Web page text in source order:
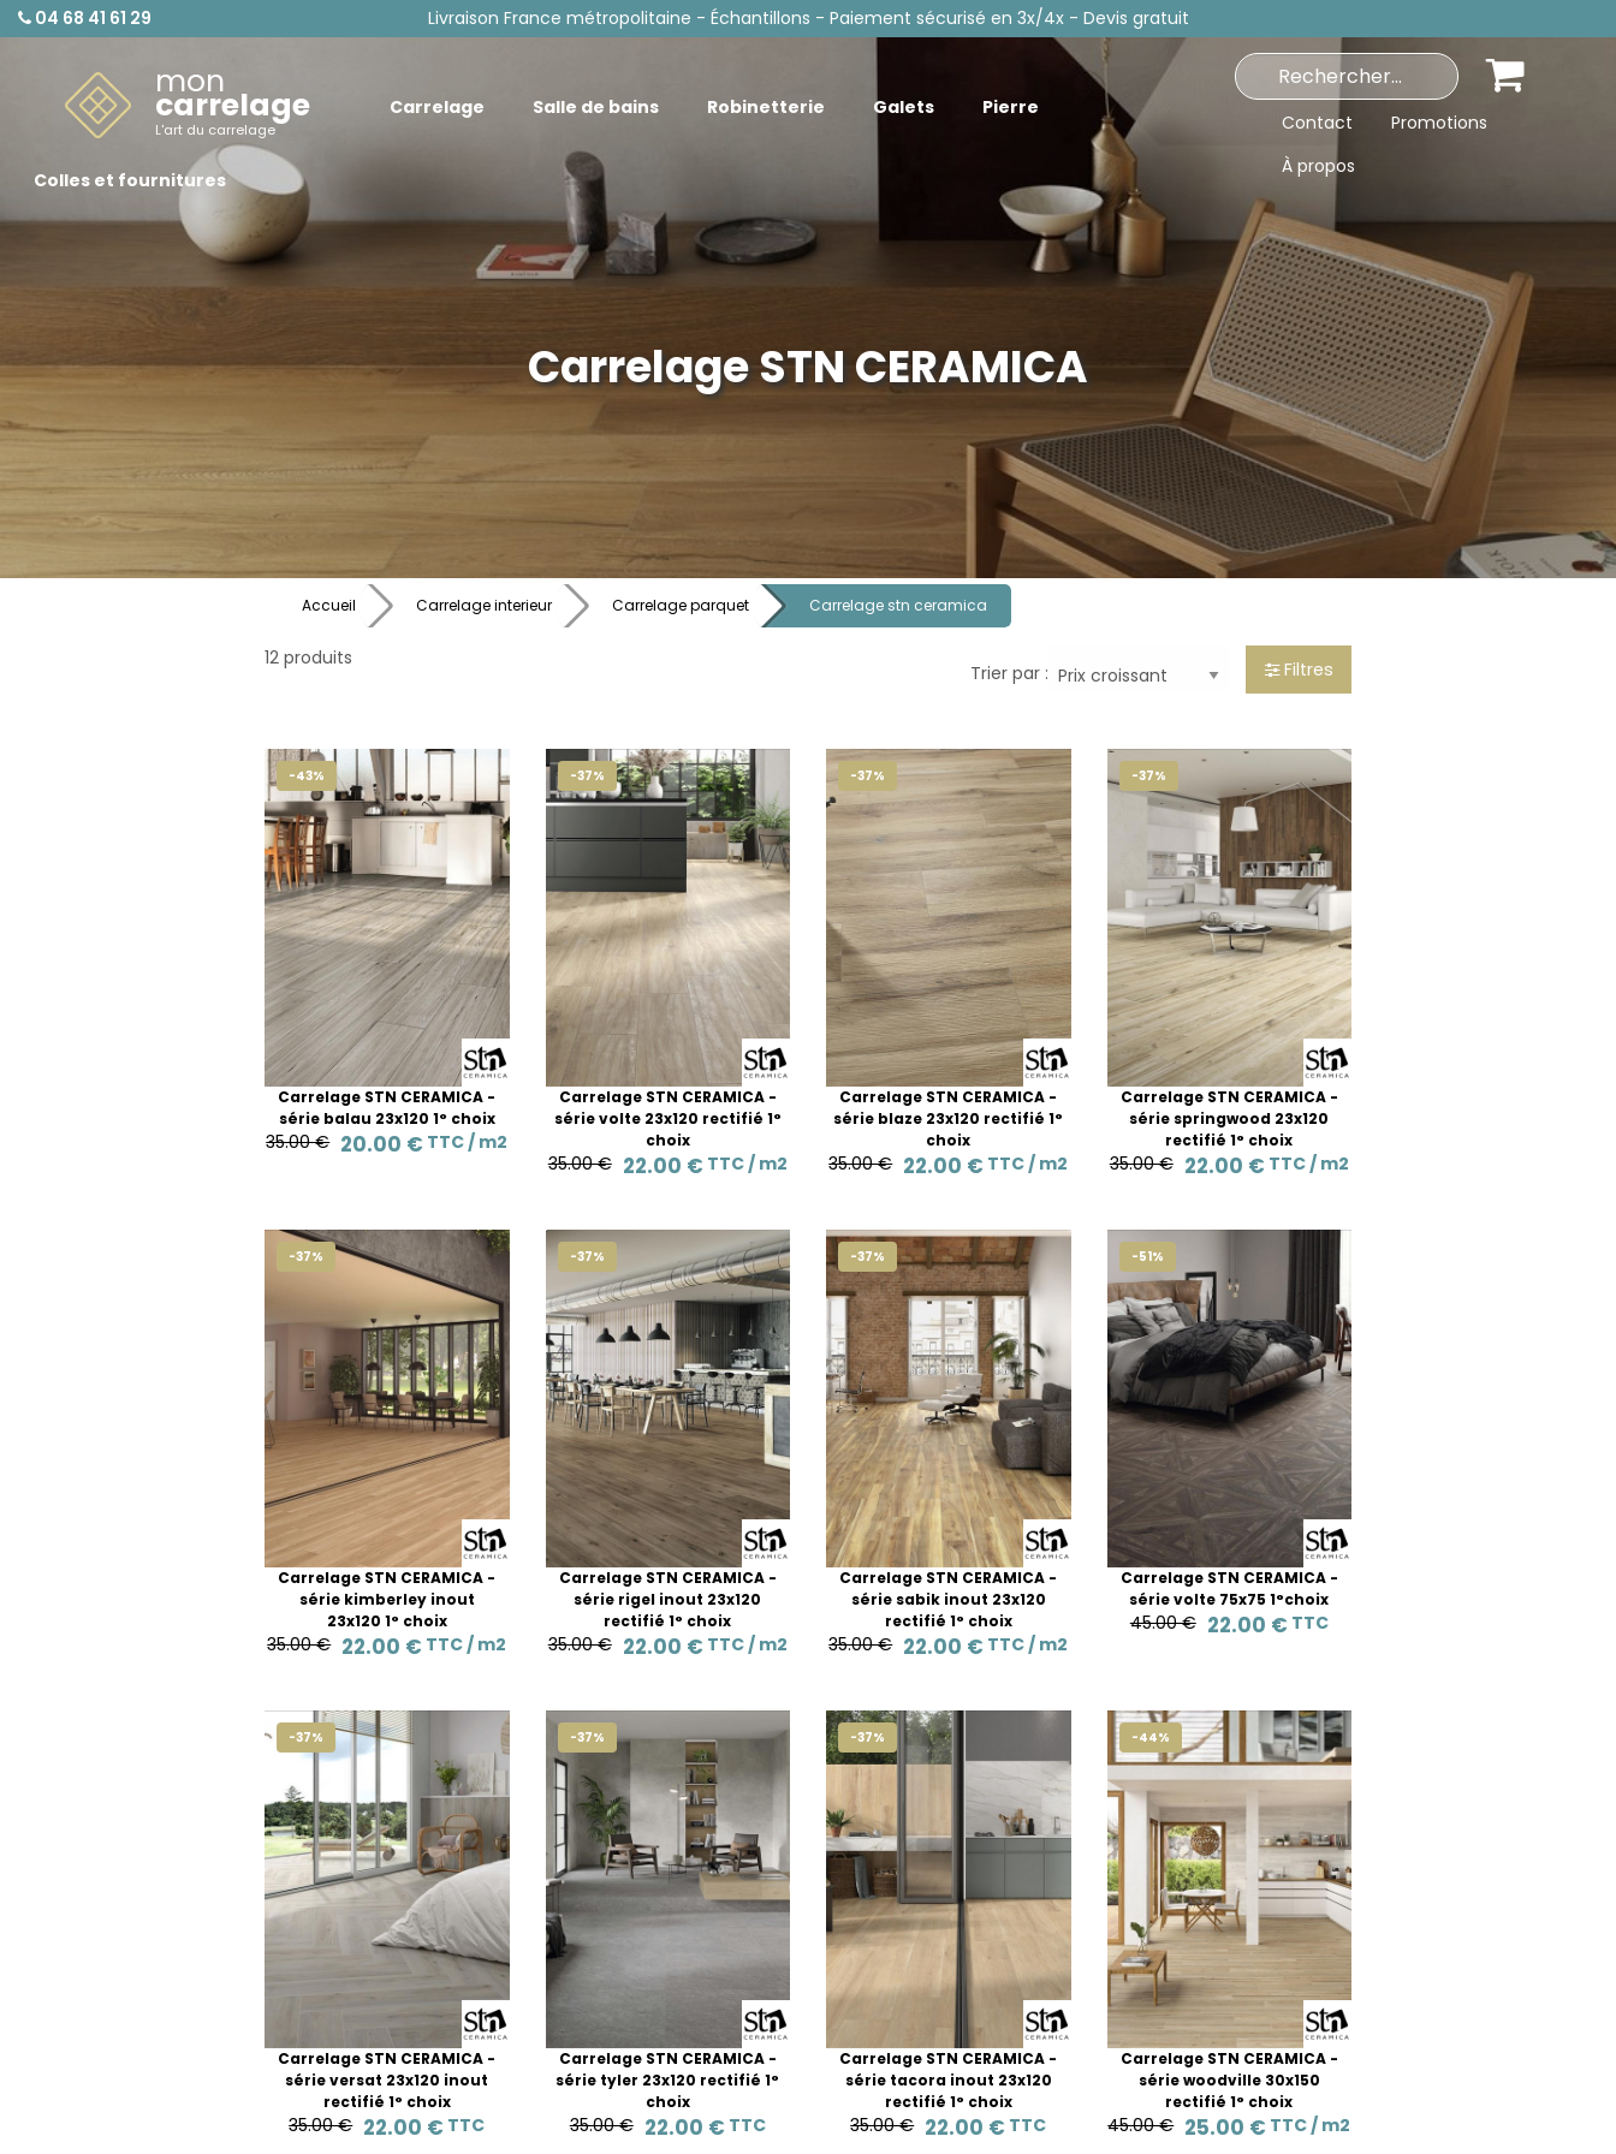
04 68 41 61 29 Livraison France métropolitaine - Échantillons - Paiement sécurisé en 3x/4x - Devis gratuit
mon
carrelage
L'art du carrelage
Carrelage Salle de bains Robinetterie Galets Pierre
Colles et fournitures
Contact
Promotions
À propos
Carrelage STN CERAMICA
Accueil Carrelage interieur Carrelage parquet Carrelage stn ceramica
12 produits
Trier par : Filtres
-43%
Carrelage STN CERAMICA -
série balau 23x120 1° choix
35.00 € 20.00 € TTC / m2
-37%
Carrelage STN CERAMICA -
série volte 23x120 rectifié 1°
choix
35.00 € 22.00 € TTC / m2
-37%
Carrelage STN CERAMICA -
série blaze 23x120 rectifié 1°
choix
35.00 € 22.00 € TTC / m2
-37%
Carrelage STN CERAMICA -
série springwood 23x120
rectifié 1° choix
35.00 € 22.00 € TTC / m2
-37%
Carrelage STN CERAMICA -
série kimberley inout
23x120 1° choix
35.00 € 22.00 € TTC / m2
-37%
Carrelage STN CERAMICA -
série rigel inout 23x120
rectifié 1° choix
35.00 € 22.00 € TTC / m2
-37%
Carrelage STN CERAMICA -
série sabik inout 23x120
rectifié 1° choix
35.00 € 22.00 € TTC / m2
-51%
Carrelage STN CERAMICA -
série volte 75x75 1°choix
45.00 € 22.00 € TTC
-37%
Carrelage STN CERAMICA -
série versat 23x120 inout
rectifié 1° choix
35.00 € 22.00 € TTC
-37%
Carrelage STN CERAMICA -
série tyler 23x120 rectifié 1°
choix
35.00 € 22.00 € TTC
-37%
Carrelage STN CERAMICA -
série tacora inout 23x120
rectifié 1° choix
35.00 € 22.00 € TTC
-44%
Carrelage STN CERAMICA -
série woodville 30x150
rectifié 1° choix
45.00 € 25.00 € TTC / m2